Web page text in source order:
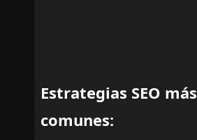
Estrategias SEO más
comunes: